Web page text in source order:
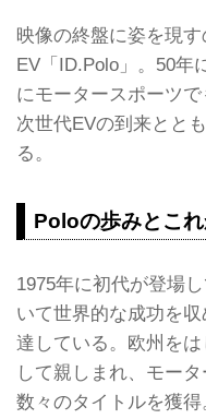
映像の終盤に姿を現
EV「ID.Polo」。50年
にモータースポーツで
次世代EVの到来とと
る。
Poloの歩みとこれ
1975年に初代が登場
いて世界的な成功を
達している。欧州を
して親しまれ、モー
数々のタイトルを獲